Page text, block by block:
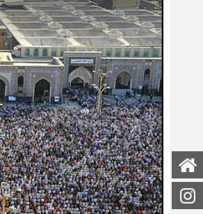
صفحه اصلی
اینستاگرام